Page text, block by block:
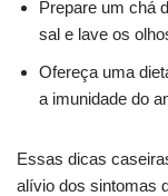
Prepare um chá
sal e lave os
Ofereça uma
a imunidade do
Essas dicas
alívio dos sintomas